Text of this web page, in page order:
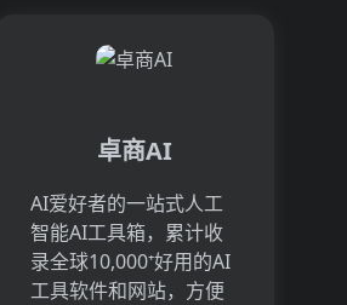
卓商AI
AI爱好者的一站式人工
智能AI工具箱，累计收
录全球10,000⁺好用的AI
工具软件和网站，方便